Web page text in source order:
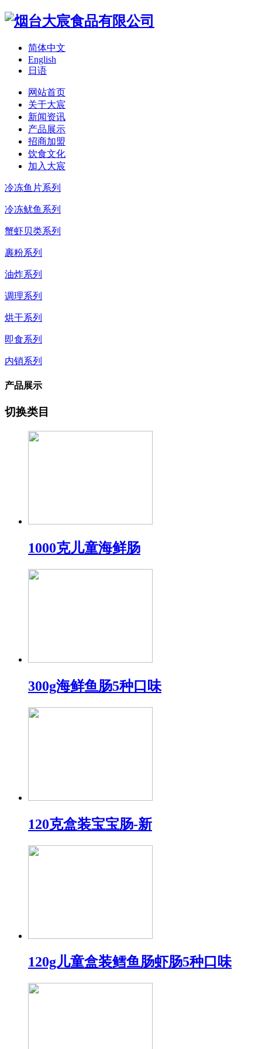
简体中文
English
日语
网站首页
关于大宸
新闻资讯
产品展示
招商加盟
饮食文化
加入大宸
冷冻鱼片系列
冷冻鱿鱼系列
蟹虾贝类系列
裹粉系列
油炸系列
调理系列
烘干系列
即食系列
内销系列
产品展示
切换类目
1000克儿童海鲜肠
300g海鲜鱼肠5种口味
120克盒装宝宝肠-新
120g儿童盒装鳕鱼肠虾肠5种口味